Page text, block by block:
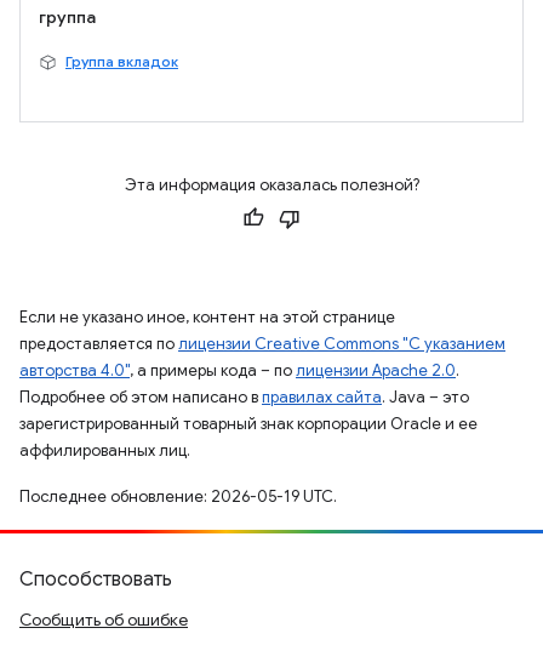
группа
Группа вкладок
Эта информация оказалась полезной?
Если не указано иное, контент на этой странице
предоставляется полицензии Creative Commons "С указанием
авторства 4.0", а примеры кода – полицензии Apache 2.0.
Подробнее об этом написано вправилах сайта. Java – это
зарегистрированный товарный знак корпорации Oracle и ее
аффилированных лиц.
Последнее обновление: 2026-05-19 UTC.
Способствовать
Сообщить об ошибке